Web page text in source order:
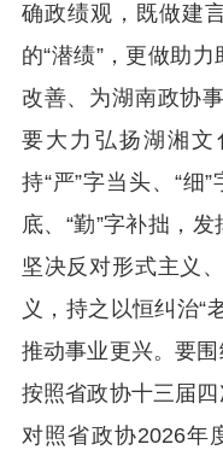
确政绩观，既做建
的“潜绩”，更做助
改善、为湖南政协
要大力弘扬湖湘文
持“严”字当头、“细
底、“勤”字补拙，发
坚决反对形式主义
义，持之以恒纠治“
推动事业更兴。要围
按照省政协十三届四
对照省政协2026年